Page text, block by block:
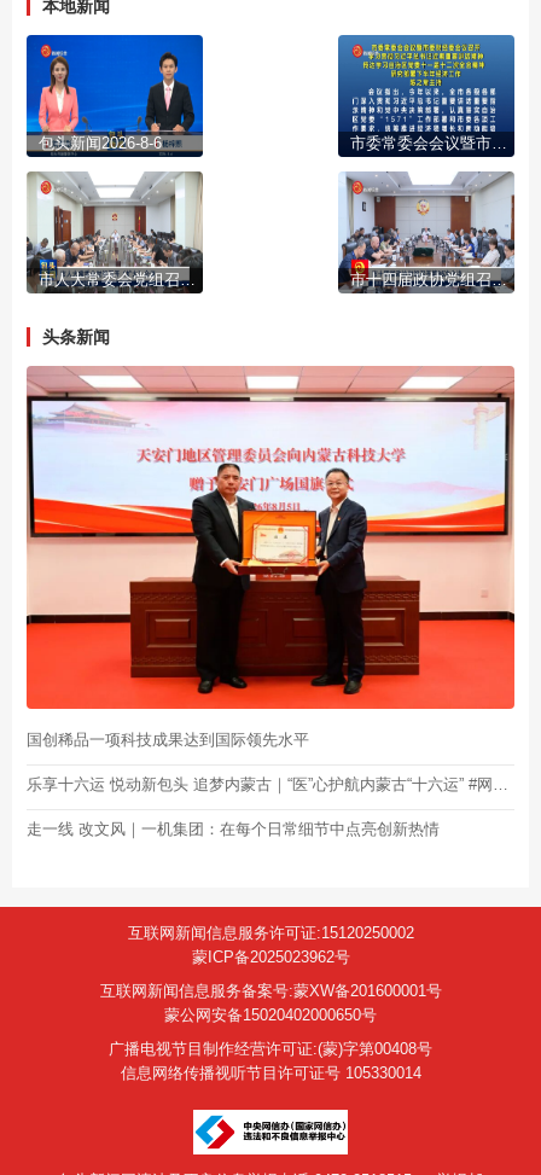
本地新闻
包头新闻2026-8-6 市委常委会会议暨市委财经委会议召开 学习贯彻习近平总书记近期重要讲话精神 传达学习自治区党委十一届十二次全会精神 研究部署下半年经济工作 陈之常主持
市人大常委会党组召开(扩大)会议 市十四届政协党组召开第95次会议
头条新闻
国创稀品一项科技成果达到国际领先水平
走一线 改文风｜一机集团：在每个日常细节中点亮创新热情
互联网新闻信息服务许可证:15120250002
蒙ICP备2025023962号
互联网新闻信息服务备案号:蒙XW备201600001号
蒙公网安备15020402000650号
广播电视节目制作经营许可证:(蒙)字第00408号
信息网络传播视听节目许可证号 105330014